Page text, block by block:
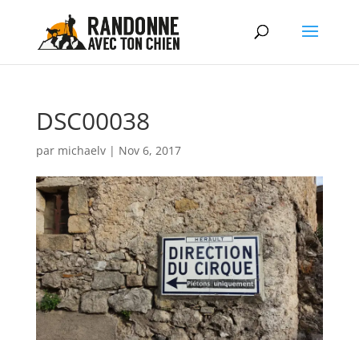
DSC00038
par michaelv| Nov 6, 2017